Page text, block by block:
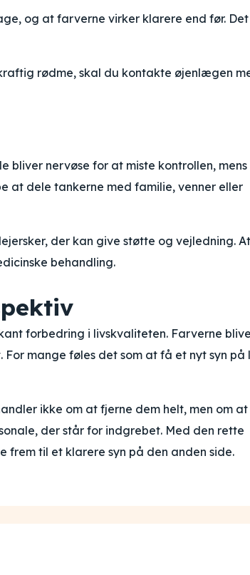
og at farverne virker klarere end før.
rødme, skal du kontakte øjenlægen
bliver nervøse for at miste kontrollen, mens
at dele tankerne med familie, venner eller
der kan give støtte og vejledning.
behandling.
forbedring i livskvaliteten. Farverne
mange føles det som at få et nyt syn på
ikke om at fjerne dem helt, men om at
der står for indgrebet. Med den rette
frem til et klarere syn på den anden side.